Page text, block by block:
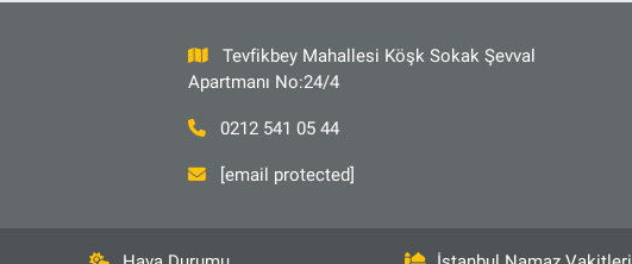
Tevfikbey Mahallesi Köşk Sokak Şevval
Apartmanı No:24/4
0212 541 05 44
[email protected]